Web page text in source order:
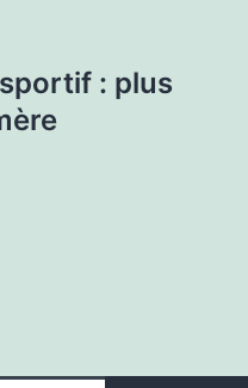
: plus